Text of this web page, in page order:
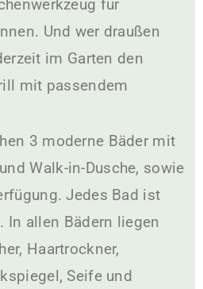
für
Und wer draußen
im Garten den
mit passendem
3 moderne Bäder mit
Walk-in-Dusche, sowie
Jedes Bad ist
allen Bädern liegen
Haartrockner,
Seife und